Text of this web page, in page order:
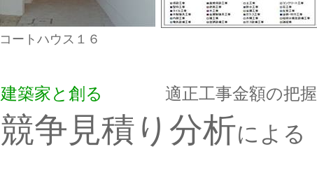
コートハウス１６
建築家と創る 適正工事金額の把握
競争見積り分析による